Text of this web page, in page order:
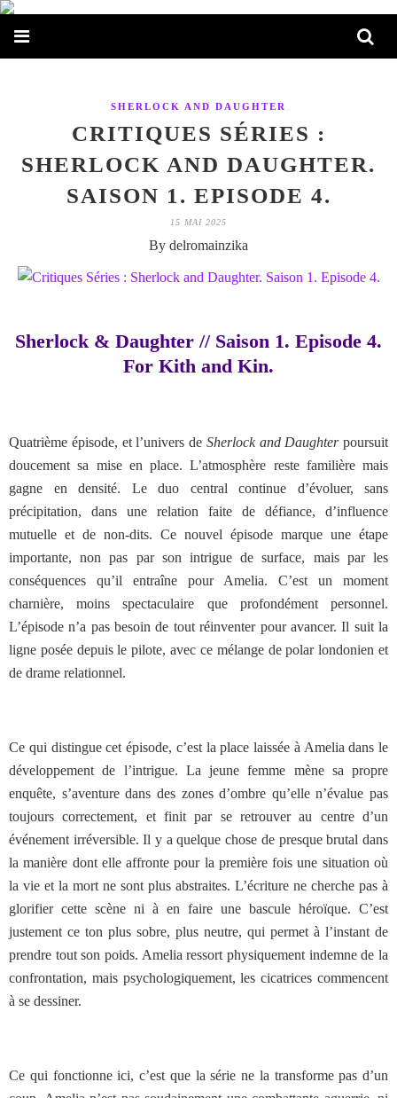
SHERLOCK AND DAUGHTER
CRITIQUES SÉRIES :
SHERLOCK AND DAUGHTER.
SAISON 1. EPISODE 4.
15 MAI 2025
By delromainzika
Sherlock & Daughter // Saison 1. Episode 4.
For Kith and Kin.
Quatrième épisode, et l’univers de Sherlock and Daughterpoursuit
doucement sa mise en place. L’atmosphère reste familière mais
gagne en densité. Le duo central continue d’évoluer, sans
précipitation, dans une relation faite de défiance, d’influence
mutuelle et de non-dits. Ce nouvel épisode marque une étape
importante, non pas par son intrigue de surface, mais par les
conséquences qu’il entraîne pour Amelia. C’est un moment
charnière, moins spectaculaire que profondément personnel.
L’épisode n’a pas besoin de tout réinventer pour avancer. Il suit la
ligne posée depuis le pilote, avec ce mélange de polar londonien et
de drame relationnel.
Ce qui distingue cet épisode, c’est la place laissée à Amelia dans le
développement de l’intrigue. La jeune femme mène sa propre
enquête, s’aventure dans des zones d’ombre qu’elle n’évalue pas
toujours correctement, et finit par se retrouver au centre d’un
événement irréversible. Il y a quelque chose de presque brutal dans
la manière dont elle affronte pour la première fois une situation où
la vie et la mort ne sont plus abstraites. L’écriture ne cherche pas à
glorifier cette scène ni à en faire une bascule héroïque. C’est
justement ce ton plus sobre, plus neutre, qui permet à l’instant de
prendre tout son poids. Amelia ressort physiquement indemne de la
confrontation, mais psychologiquement, les cicatrices commencent
à se dessiner.
Ce qui fonctionne ici, c’est que la série ne la transforme pas d’un